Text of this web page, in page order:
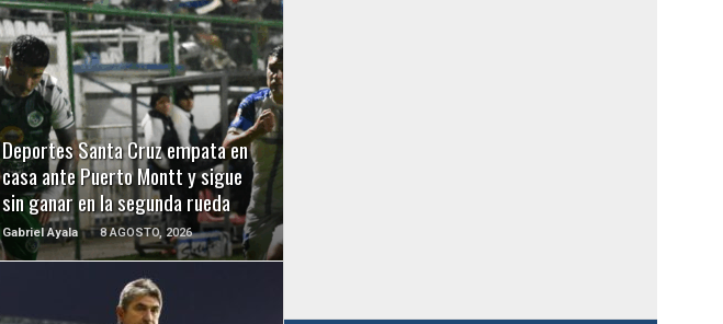
Deportes Santa Cruz empata en
casa ante Puerto Montt y sigue
sin ganar en la segunda rueda
Gabriel Ayala 8 AGOSTO, 2026
LEER MÁS